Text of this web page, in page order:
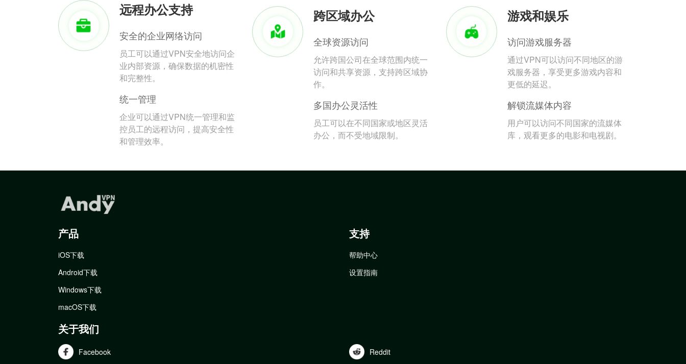
远程办公支持
安全的企业网络访问
员工可以通过VPN安全地访问企
业内部资源，确保数据的机密性
和完整性。
统一管理
企业可以通过VPN统一管理和监
控员工的远程访问，提高安全性
和管理效率。
跨区域办公
全球资源访问
允许跨国公司在全球范围内统一
访问和共享资源，支持跨区域协
作。
多国办公灵活性
员工可以在不同国家或地区灵活
办公，而不受地域限制。
游戏和娱乐
访问游戏服务器
通过VPN可以访问不同地区的游
戏服务器，享受更多游戏内容和
更低的延迟。
解锁流媒体内容
用户可以访问不同国家的流媒体
库，观看更多的电影和电视剧。
产品
iOS下载
Android下载
Windows下载
macOS下载
支持
帮助中心
设置指南
关于我们
Facebook Reddit